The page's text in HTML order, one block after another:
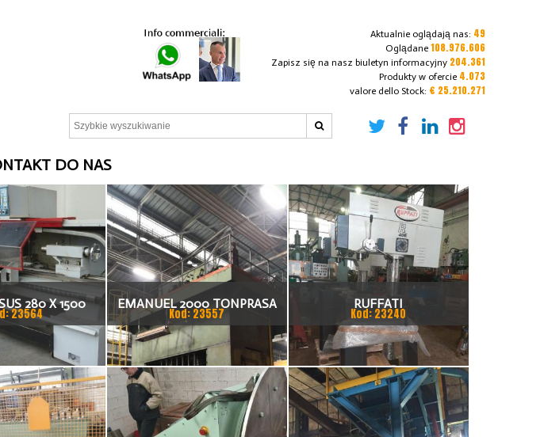
Aktualnie oglądają nas: 49
Oglądane 108.976.606
Zapisz się na nasz biuletyn informacyjny 204.361
Produkty w ofercie 4.073
valore dello Stock: € 25.210.271
DO NAS
280 X 1500
23564
EMANUEL 2000 TONPRASA
HYDRAULICZNA 3200 X 2000
Kod: 23557
RUFFATI
Kod: 23240